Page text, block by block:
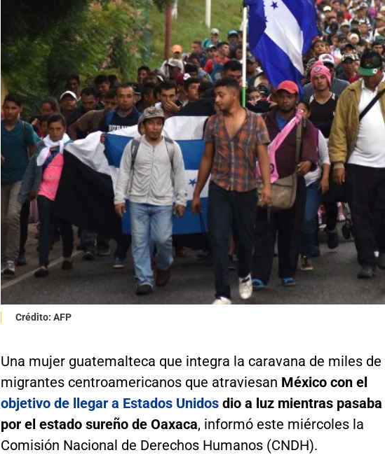
Crédito: AFP
Una mujer guatemalteca que integra la caravana de miles de
migrantes centroamericanos que atraviesan México con el
objetivo de llegar a Estados Unidos dio a luz mientras pasaba
por el estado sureño de Oaxaca, informó este miércoles la
Comisión Nacional de Derechos Humanos (CNDH).